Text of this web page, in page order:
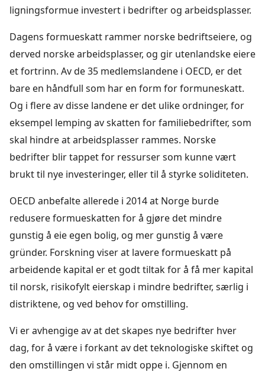
ligningsformue investert i bedrifter og arbeidsplasser.
Dagens formueskatt rammer norske bedriftseiere, og
derved norske arbeidsplasser, og gir utenlandske eiere
et fortrinn. Av de 35 medlemslandene i OECD, er det
bare en håndfull som har en form for formuneskatt.
Og i flere av disse landene er det ulike ordninger, for
eksempel lemping av skatten for familiebedrifter, som
skal hindre at arbeidsplasser rammes. Norske
bedrifter blir tappet for ressurser som kunne vært
brukt til nye investeringer, eller til å styrke soliditeten.
OECD anbefalte allerede i 2014 at Norge burde
redusere formueskatten for å gjøre det mindre
gunstig å eie egen bolig, og mer gunstig å være
gründer. Forskning viser at lavere formueskatt på
arbeidende kapital er et godt tiltak for å få mer kapital
til norsk, risikofylt eierskap i mindre bedrifter, særlig i
distriktene, og ved behov for omstilling.
Vi er avhengige av at det skapes nye bedrifter hver
dag, for å være i forkant av det teknologiske skiftet og
den omstillingen vi står midt oppe i. Gjennom en